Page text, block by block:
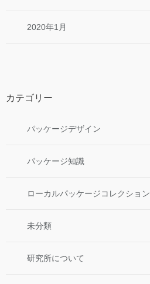
2020年1月
カテゴリー
パッケージデザイン
パッケージ知識
ローカルパッケージコレクション
未分類
研究所について